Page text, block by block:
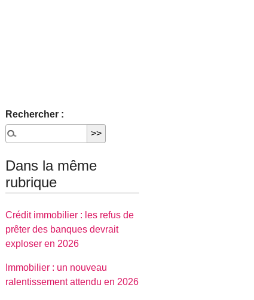
Rechercher :
Dans la même
rubrique
Crédit immobilier : les refus de
prêter des banques devrait
exploser en 2026
Immobilier : un nouveau
ralentissement attendu en 2026